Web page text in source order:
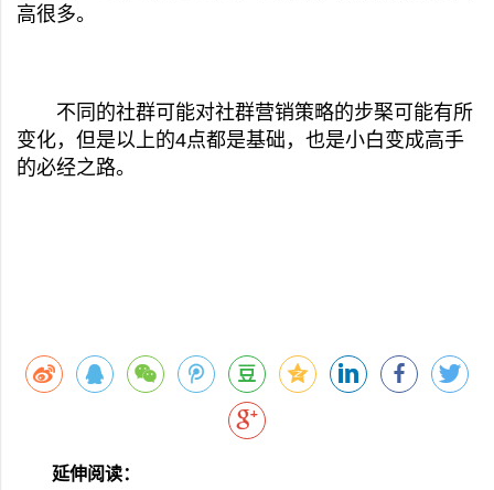
高很多。
不同的社群可能对社群营销策略的步棸可能有所
变化，但是以上的4点都是基础，也是小白变成高手
的必经之路。
延伸阅读：